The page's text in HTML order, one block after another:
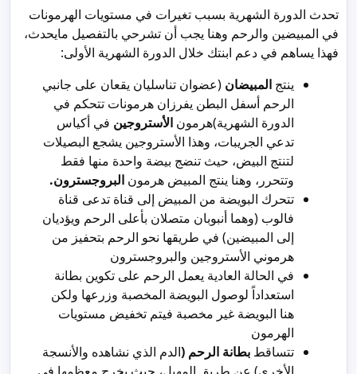
تحدث الدورة الشهرية بسبب تغيرات في مستويات الهرمونات
في المبيضين والرحم وهنا يجب أن تشرحي بالتفصيل مايحدث،
فهذا يساهم في دعم ابنتك خلال الدورة الشهرية الأولى:
ينتج المبيضان (عضوان تناسليان يقعان على جانبي
الرحم أسفل البطن يفرزان هرمونات تتحكم في
الدورة الشهرية)هرمون الأستروجين في أكياس
تدعي الجريبات، وهذا الأستروجين يشجع البصيلات
لتنتج البيض، حيث تنضج بيضة واحدة منها فقط
وتتحرر، وهنا ينتج المبيض هرمون البروجسترون.
تتحرك البويضة من المبيض إلى قناة تدعى قناة
فالوب (وهما أنبوبان متصلان بأعلى الرحم ويؤديان
إلى المبيضين) في طريقها نحو الرحم بتحفيز من
هرموني الأستروجين والبروجسترون
في الحالة العادية يعمل الرحم على تكوين بطانة
استعداداً لوصول البويضة المخصبة وزرعها ولكن
هنا البويضة غير مخصبة فيتم تخفيض مستويات
الهرمون
تتساقط بطانة الرحم (الدم الذي نشاهده والأنسجة